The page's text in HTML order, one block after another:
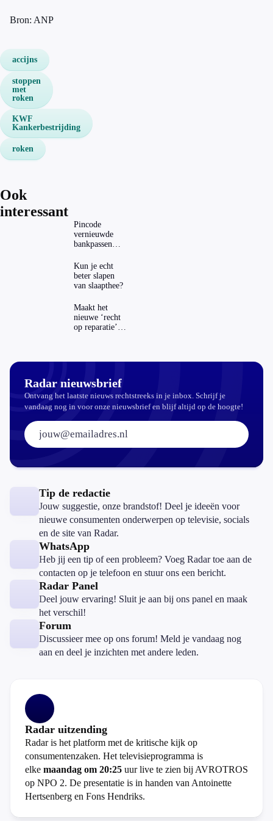
Bron: ANP
accijns
stoppen
met
roken
KWF
Kankerbestrijding
roken
Ook
interessant
Pincode
vernieuwde
bankpassen
ING-app: is dat
wel veilig?
Kun je echt
beter slapen
van slaapthee?
Maakt het
nieuwe ‘recht
op reparatie’
Radar nieuwsbrief
Ontvang het laatste nieuws rechtstreeks in je inbox. Schrijf je
vandaag nog in voor onze nieuwsbrief en blijf altijd op de hoogte!
E-mailadres:
Tip de redactie
Jouw suggestie, onze brandstof! Deel je ideeën voor
nieuwe consumenten onderwerpen op televisie, socials
en de site van Radar.
WhatsApp
Heb jij een tip of een probleem? Voeg Radar toe aan de
contacten op je telefoon en stuur ons een bericht.
Radar Panel
Deel jouw ervaring! Sluit je aan bij ons panel en maak
het verschil!
Forum
Discussieer mee op ons forum! Meld je vandaag nog
aan en deel je inzichten met andere leden.
Radar uitzending
Radar is het platform met de kritische kijk op
consumentenzaken. Het televisieprogramma is
elke maandag om 20:25 uur live te zien bij AVROTROS
op NPO 2. De presentatie is in handen van Antoinette
Hertsenberg en Fons Hendriks.